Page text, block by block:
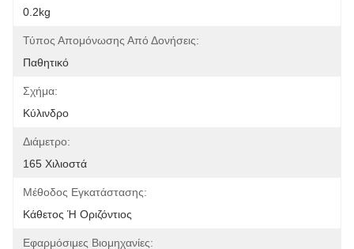
0.2kg
Τύπος Απομόνωσης Από Δονήσεις:
Παθητικό
Σχήμα:
Κύλινδρο
Διάμετρο:
165 Χιλιοστά
Μέθοδος Εγκατάστασης:
Κάθετος Ή Οριζόντιος
Εφαρμόσιμες Βιομηχανίες: